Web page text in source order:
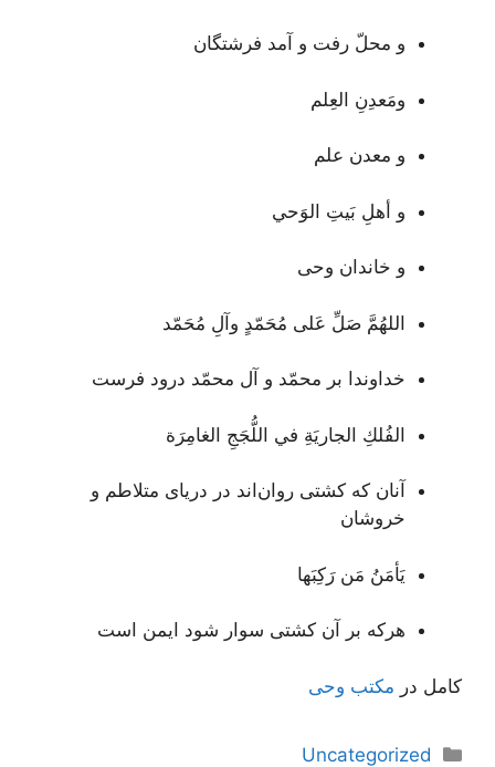
و محلّ رفت و آمد فرشتگان
ومَعدِنِ العِلم
و معدن علم
و أهلِ بَيتِ الوَحي
و خاندان وحی
اللهُمَّ صَلِّ عَلى مُحَمّدٍ وآلِ مُحَمّد
خداوندا بر محمّد و آل محمّد درود فرست
الفُلكِ الجاريَةِ في اللُّجَجِ الغامِرَة
آنان که کشتی روان‌اند در دریای متلاطم و
خروشان
يَأمَنُ مَن رَكِبَها
هرکه بر آن کشتی سوار شود ایمن است
کامل در مکتب وحی
دسته‌ها
Uncategorized